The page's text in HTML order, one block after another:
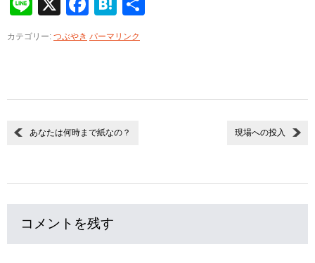
カテゴリー: つぶやき パーマリンク
あなたは何時まで紙なの？ 現場への投入
コメントを残す